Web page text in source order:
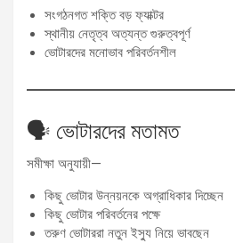
সংগঠনগত শক্তি বড় ফ্যাক্টর
স্থানীয় নেতৃত্ব অত্যন্ত গুরুত্বপূর্ণ
ভোটারদের মনোভাব পরিবর্তনশীল
🗣️ ভোটারদের মতামত
সমীক্ষা অনুযায়ী—
কিছু ভোটার উন্নয়নকে অগ্রাধিকার দিচ্ছেন
কিছু ভোটার পরিবর্তনের পক্ষে
তরুণ ভোটাররা নতুন ইস্যু নিয়ে ভাবছেন